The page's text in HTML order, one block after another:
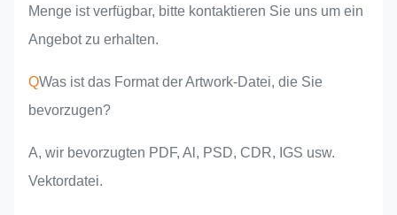
Menge ist verfügbar, bitte kontaktieren Sie uns um ein
Angebot zu erhalten.
QWas ist das Format der Artwork-Datei, die Sie
bevorzugen?
A, wir bevorzugten PDF, Al, PSD, CDR, IGS usw.
Vektordatei.